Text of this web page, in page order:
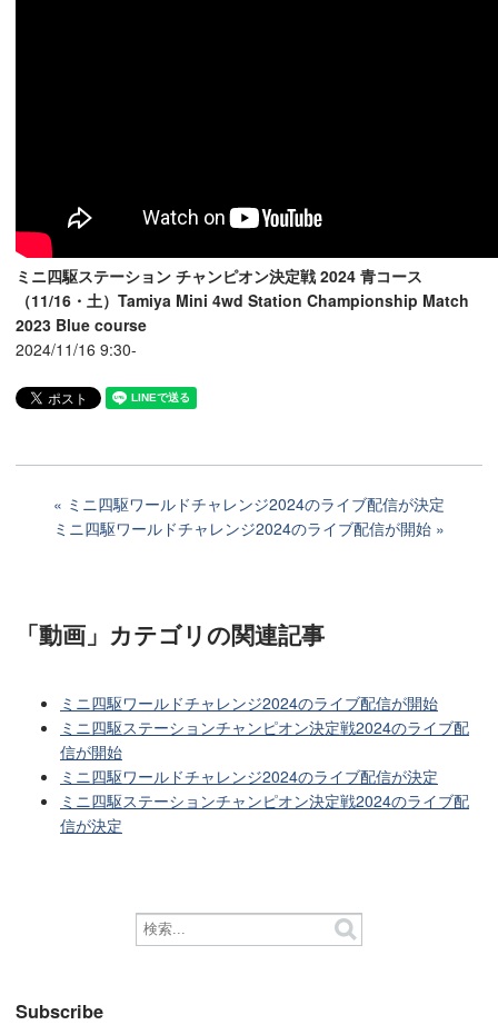
ミニ四駆ステーション チャンピオン決定戦 2024 青コース
（11/16・土）Tamiya Mini 4wd Station Championship Match
2023 Blue course
2024/11/16 9:30-
ミニ四駆ワールドチャレンジ2024のライブ配信が決定
ミニ四駆ワールドチャレンジ2024のライブ配信が開始
「動画」カテゴリの関連記事
ミニ四駆ワールドチャレンジ2024のライブ配信が開始
ミニ四駆ステーションチャンピオン決定戦2024のライブ配
信が開始
ミニ四駆ワールドチャレンジ2024のライブ配信が決定
ミニ四駆ステーションチャンピオン決定戦2024のライブ配
信が決定
Subscribe